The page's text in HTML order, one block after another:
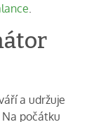
.
a udržuje
počátku